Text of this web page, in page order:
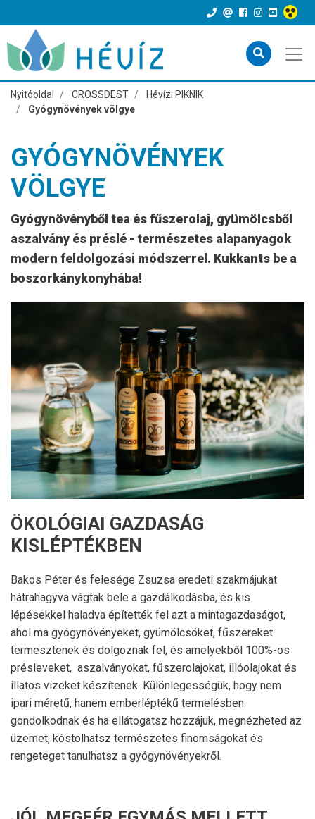
Nyitóoldal CROSSDEST
Hévízi PIKNIK
Gyógynövények völgye
GYÓGYNÖVÉNYEK
VÖLGYE
Gyógynövényből tea és fűszerolaj, gyümölcsből
aszalvány és préslé - természetes alapanyagok
modern feldolgozási módszerrel. Kukkants be a
boszorkánykonyhába!
ÖKOLÓGIAI GAZDASÁG
KISLÉPTÉKBEN
Bakos Péter és felesége Zsuzsa eredeti szakmájukat
hátrahagyva vágtak bele a gazdálkodásba, és kis
lépésekkel haladva építették fel azt a mintagazdaságot,
ahol ma gyógynövényeket, gyümölcsöket, fűszereket
termesztenek és dolgoznak fel, és amelyekből 100%-os
présleveket, aszalványokat, fűszerolajokat, illóolajokat és
illatos vizeket készítenek. Különlegességük, hogy nem
ipari méretű, hanem emberléptékű termelésben
gondolkodnak és ha ellátogatsz hozzájuk, megnézheted az
üzemet, kóstolhatsz természetes finomságokat és
rengeteget tanulhatsz a gyógynövényekről.